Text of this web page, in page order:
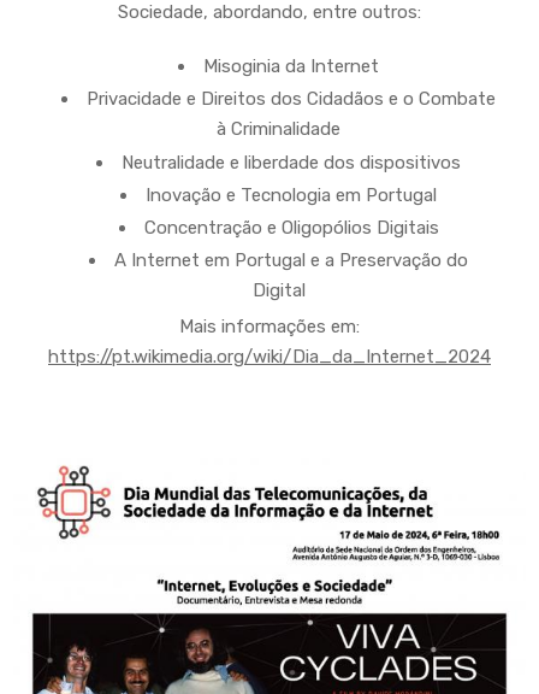
Sociedade, abordando, entre outros:
Misoginia da Internet
Privacidade e Direitos dos Cidadãos e o Combate
à Criminalidade
Neutralidade e liberdade dos dispositivos
Inovação e Tecnologia em Portugal
Concentração e Oligopólios Digitais
A Internet em Portugal e a Preservação do
Digital
Mais informações em:
https://pt.wikimedia.org/wiki/Dia_da_Internet_2024